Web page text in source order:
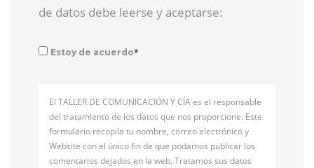
de datos debe leerse y aceptarse:
Estoy de acuerdo*
El TALLER DE COMUNICACIÓN Y CÍA es el responsable
del tratamiento de los datos que nos proporcione. Este
formulario recopila tu nombre, correo electrónico y
Website con el único fin de que podamos publicar los
comentarios dejados en la web. Tratamos sus datos